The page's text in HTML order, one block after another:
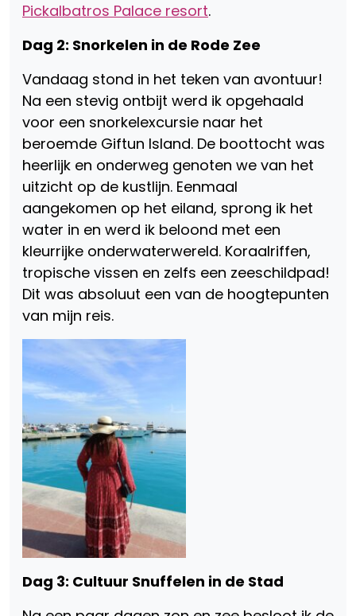
Pickalbatros Palace resort.
Dag 2: Snorkelen in de Rode Zee
Vandaag stond in het teken van avontuur!
Na een stevig ontbijt werd ik opgehaald
voor een snorkelexcursie naar het
beroemde Giftun Island. De boottocht was
heerlijk en onderweg genoten we van het
uitzicht op de kustlijn. Eenmaal
aangekomen op het eiland, sprong ik het
water in en werd ik beloond met een
kleurrijke onderwaterwereld. Koraalriffen,
tropische vissen en zelfs een zeeschildpad!
Dit was absoluut een van de hoogtepunten
van mijn reis.
Dag 3: Cultuur Snuffelen in de Stad